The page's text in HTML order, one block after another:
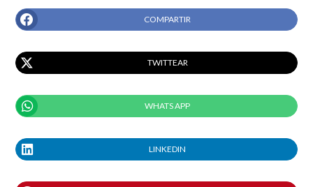
COMPARTIR
TWITTEAR
WHATS APP
LINKEDIN